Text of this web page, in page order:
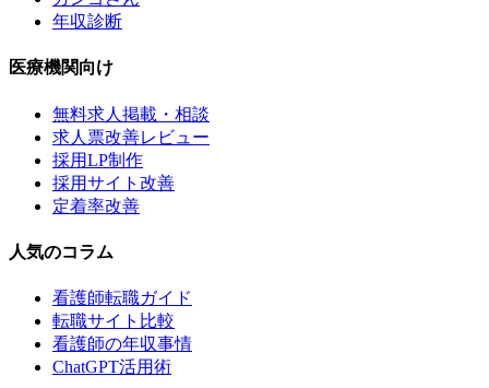
年収診断
医療機関向け
無料求人掲載・相談
求人票改善レビュー
採用LP制作
採用サイト改善
定着率改善
人気のコラム
看護師転職ガイド
転職サイト比較
看護師の年収事情
ChatGPT活用術